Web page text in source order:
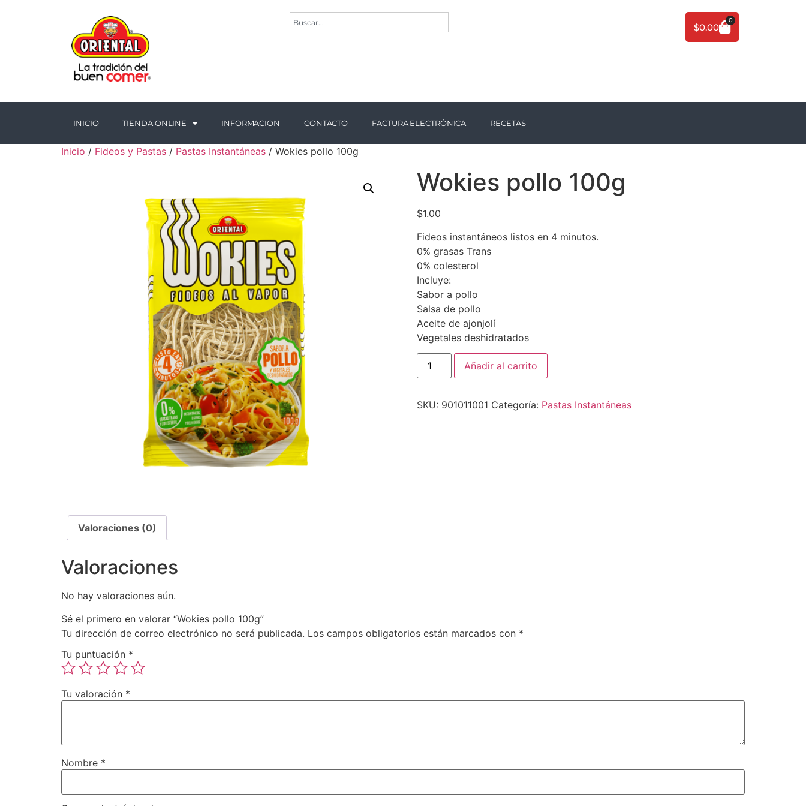
$0.00
0
INICIO TIENDA ONLINE INFORMACION CONTACTO FACTURA ELECTRÓNICA RECETAS
Inicio / Fideos y Pastas / Pastas Instantáneas / Wokies pollo 100g
Wokies pollo 100g
$1.00
Fideos instantáneos listos en 4 minutos.
0% grasas Trans
0% colesterol
Incluye:
Sabor a pollo
Salsa de pollo
Aceite de ajonjolí
Vegetales deshidratados
Añadir al carrito
SKU: 901011001 Categoría: Pastas Instantáneas
Valoraciones (0)
Valoraciones
No hay valoraciones aún.
Sé el primero en valorar “Wokies pollo 100g”
Tu dirección de correo electrónico no será publicada. Los campos obligatorios están marcados con *
Tu puntuación *
Tu valoración *
Nombre *